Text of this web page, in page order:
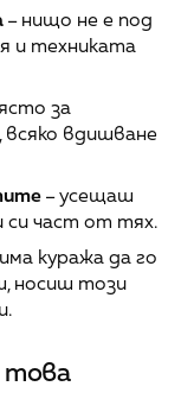
– нищо не е под
и техниката
за
всяко вдишване
– усещаш
си част от тях.
куража да го
носиш този
това